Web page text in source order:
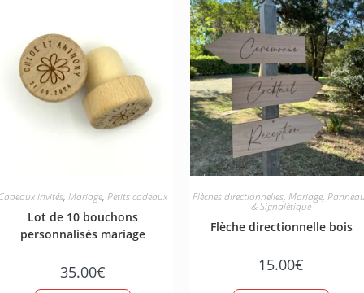
invités, Mariage, Petits cadeaux
Lot de 10 bouchons
personnalisés mariage
35.00€
Flèches directionnelles, Mariage,
& Signalétique
Flèche directionnelle bois
15.00€